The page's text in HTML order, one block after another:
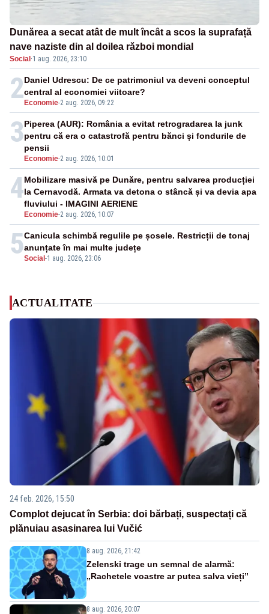
Dunărea a secat atât de mult încât a scos la suprafață
nave naziste din al doilea război mondial
Social ·1 aug. 2026, 23:10
2 Economie-2 aug. 2026, 09:22
Daniel Udrescu: De ce patrimoniul va deveni conceptul
central al economiei viitoare?
3
Economie-2 aug. 2026, 10:01
Piperea (AUR): România a evitat retrogradarea la junk
pentru că era o catastrofă pentru bănci și fondurile de
pensii
4
Economie-2 aug. 2026, 10:07
Mobilizare masivă pe Dunăre, pentru salvarea producției
la Cernavodă. Armata va detona o stâncă și va devia apa
fluviului - IMAGINI AERIENE
5Social -1 aug. 2026, 23:06
Canicula schimbă regulile pe șosele. Restricții de tonaj
anunțate în mai multe județe
ACTUALITATE
24 feb. 2026, 15:50
Complot dejucat în Serbia: doi bărbați, suspectați că
plănuiau asasinarea lui Vučić
8 aug. 2026, 21:42
Zelenski trage un semnal de alarmă:
„Rachetele voastre ar putea salva vieți”
8 aug. 2026, 20:07